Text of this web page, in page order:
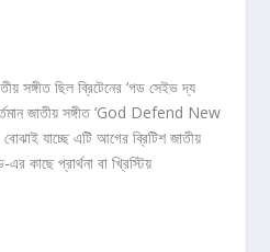
সঙ্গীত ছিল ব্রিটেনের ‘গড সেইভ দ্য
জাতীয় সঙ্গীত ‘God Defend New
যাচ্ছে এটি আগের ব্রিটিশ জাতীয়
কাছে প্রার্থনা বা খ্রিস্টিয়